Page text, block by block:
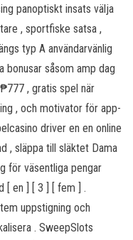
panoptiskt insats välja
, sportfiske satsa ,
typ A användarvänlig
bonusar såsom amp dag
, gratis spel när
, och motivator för app-
driver en en online
, släppa till släktet Dama
för väsentliga pengar
[ en ] [ 3 ] [ fem ] .
uppstigning och
. SweepSlots